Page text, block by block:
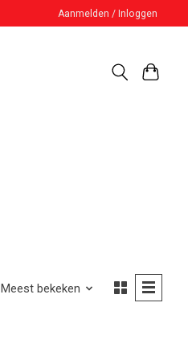
Aanmelden / Inloggen
Meest bekeken